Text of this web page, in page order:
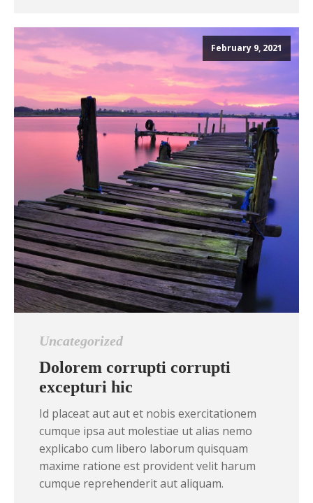
February 9, 2021
Uncategorized
Dolorem corrupti corrupti
excepturi hic
Id placeat aut aut et nobis exercitationem
cumque ipsa aut molestiae ut alias nemo
explicabo cum libero laborum quisquam
maxime ratione est provident velit harum
cumque reprehenderit aut aliquam.